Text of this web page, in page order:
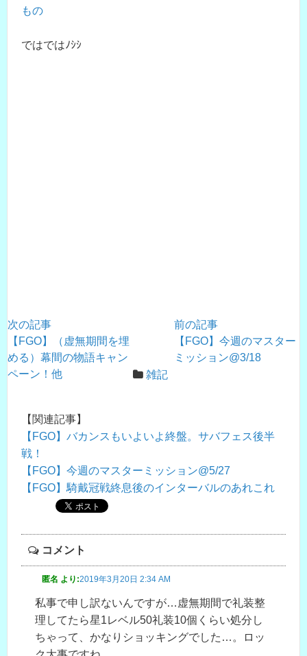
もの
ではではﾉｼｼ
前の記事
【FGO】今週のマスター
ミッション@3/18
次の記事
【FGO】（虚無期間を埋
める）幕間の物語キャン
ペーン！他
雑記
【関連記事】
【FGO】バカンスもいよいよ終盤。サバフェス後半
戦！
【FGO】今週のマスターミッション@5/27
【FGO】騎戴冠戦終息後のインターバルのあれこれ
コメント
匿名 より:2019年3月20日 2:34 AM
私事で申し訳ないんですが…虚無期間で礼装整
理してたら星1レベル50礼装10個くらい処分し
ちゃって、かなりショッキングでした…。ロッ